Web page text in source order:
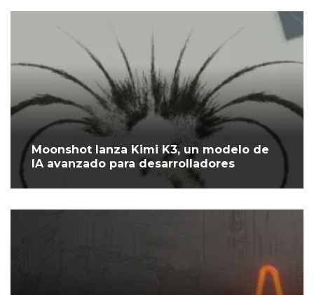
Moonshot lanza Kimi K3, un modelo de
IA avanzado para desarrolladores